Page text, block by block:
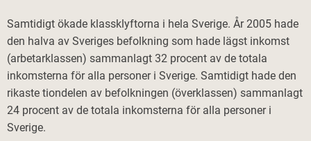
Samtidigt ökade klassklyftorna i hela Sverige. År 2005 hade
den halva av Sveriges befolkning som hade lägst inkomst
(arbetarklassen) sammanlagt 32 procent av de totala
inkomsterna för alla personer i Sverige. Samtidigt hade den
rikaste tiondelen av befolkningen (överklassen) sammanlagt
24 procent av de totala inkomsterna för alla personer i
Sverige.